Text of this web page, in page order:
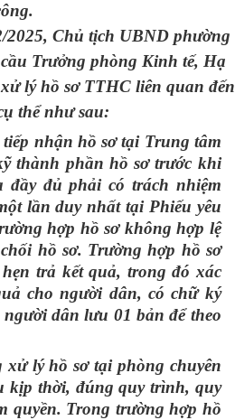
2025, Chủ tịch UBND phường
Trưởng phòng Kinh tế, Hạ
lý hồ sơ TTHC liên quan đến
thể như sau:
nhận hồ sơ tại Trung tâm
thành phần hồ sơ trước khi
đầy đủ phải có trách nhiệm
lần duy nhất tại Phiếu yêu
hợp hồ sơ không hợp lệ
hồ sơ. Trường hợp hồ sơ
trả kết quả, trong đó xác
cho người dân, có chữ ký
dân lưu 01 bản để theo
lý hồ sơ tại phòng chuyên
kịp thời, đúng quy trình, quy
quyền. Trong trường hợp hồ